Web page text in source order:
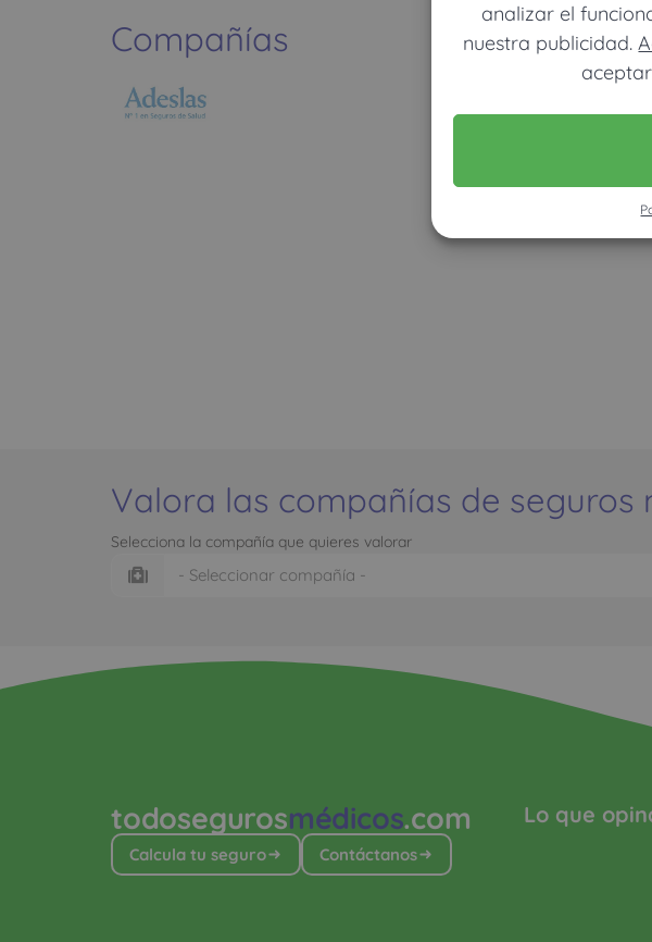
analizar el
nuestra publicidad.
Compañías
Valora las compañías de seguros
Selecciona la compañía que quieres valorar
todosegurosmédicos.com
Calcula tu seguro Contáctanos
Lo que